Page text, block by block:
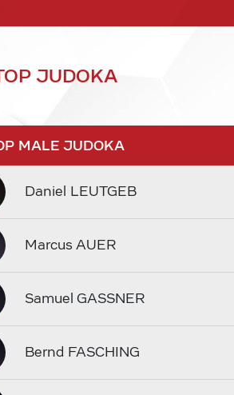
JUDOKA
MALE JUDOKA
Daniel LEUTGEB
Marcus AUER
Samuel GASSNER
Bernd FASCHING